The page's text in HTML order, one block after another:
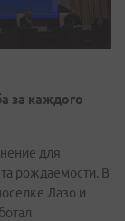
за каждого
для
рождаемости. В
Лазо и